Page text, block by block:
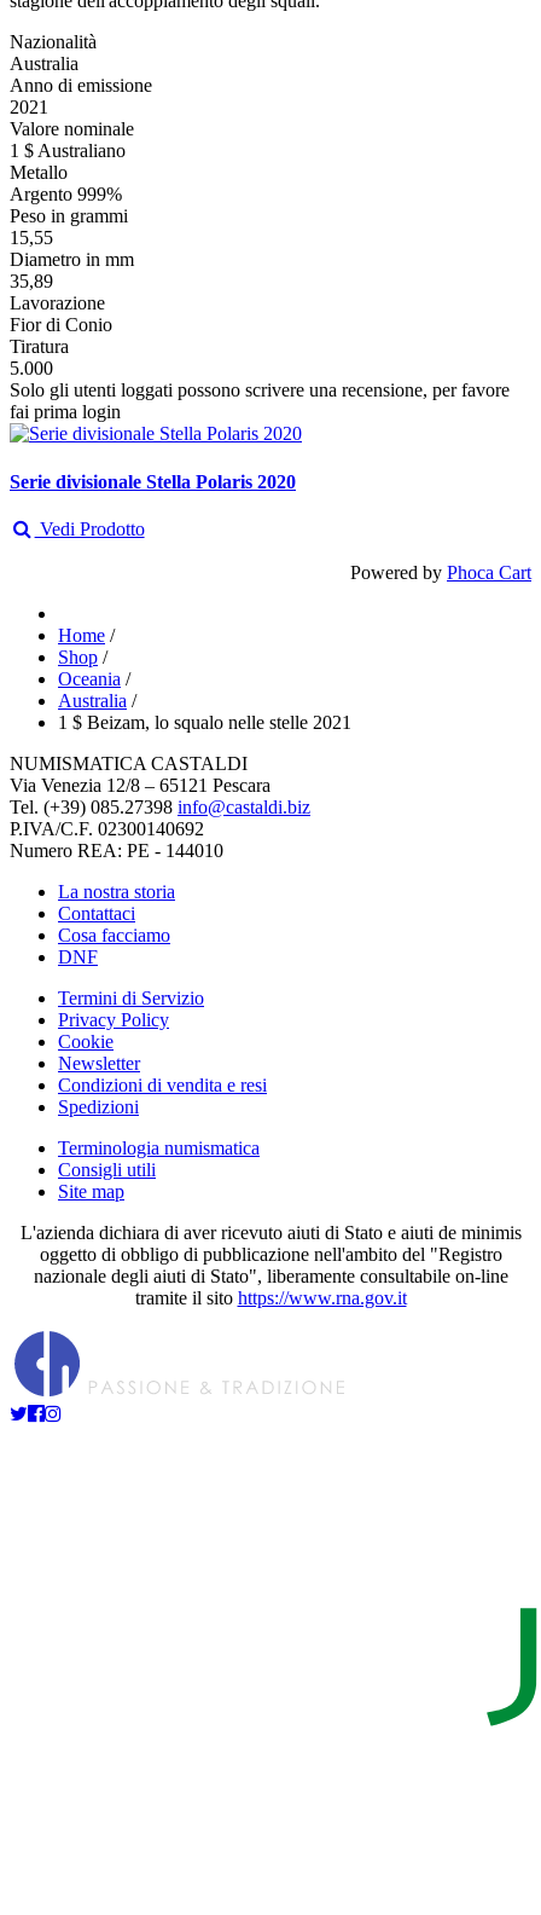
Nazionalità
Australia
Anno di emissione
2021
Valore nominale
1 $ Australiano
Metallo
Argento 999%
Peso in grammi
15,55
Diametro in mm
35,89
Lavorazione
Fior di Conio
Tiratura
5.000
Solo gli utenti loggati possono scrivere una recensione, per favore
fai prima login
Serie divisionale Stella Polaris 2020
Vedi Prodotto
Powered by Phoca Cart
Home /
Shop /
Oceania /
Australia /
1 $ Beizam, lo squalo nelle stelle 2021
NUMISMATICA CASTALDI
Via Venezia 12/8 – 65121 Pescara
Tel. (+39) 085.27398 info@castaldi.biz
P.IVA/C.F. 02300140692
Numero REA: PE - 144010
La nostra storia
Contattaci
Cosa facciamo
DNF
Termini di Servizio
Privacy Policy
Cookie
Newsletter
Condizioni di vendita e resi
Spedizioni
Terminologia numismatica
Consigli utili
Site map
L'azienda dichiara di aver ricevuto aiuti di Stato e aiuti de minimis
oggetto di obbligo di pubblicazione nell'ambito del "Registro
nazionale degli aiuti di Stato", liberamente consultabile on-line
tramite il sito https://www.rna.gov.it